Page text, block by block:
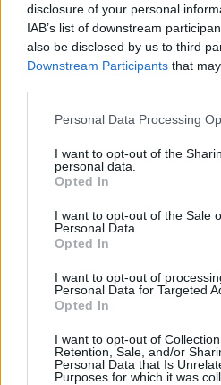
disclosure of your personal
IAB’s list of downstream
also be disclosed by us to third
Downstream Participants that
Please note that this website/app
not limited to your visit or usage
grant or deny consent to Google
use your data for below specified
consent section.
Personal Data Processing
I want to opt-out of the
personal data.
Opted In
I want to opt-out of the Sale
Personal Data.
Opted In
I want to opt-out of
Personal Data for Targeted
Opted In
I want to opt-out of
Retention, Sale, and/or
Personal Data that Is
Purposes for which it was
Félreértések a
Higítások,
Szilágyi András •2014. szeptember 19.
A szkeptikus mozgalom
homeopátia. Az elmúlt
bekapcsolódtunk abba a
amelyet számos országban
szervezetek a homeopátia
fémjelzett kampány,